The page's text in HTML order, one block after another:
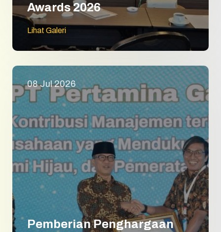
Awards 2026
Lihat Galeri
08 Jul 2026
Pemberian Penghargaan